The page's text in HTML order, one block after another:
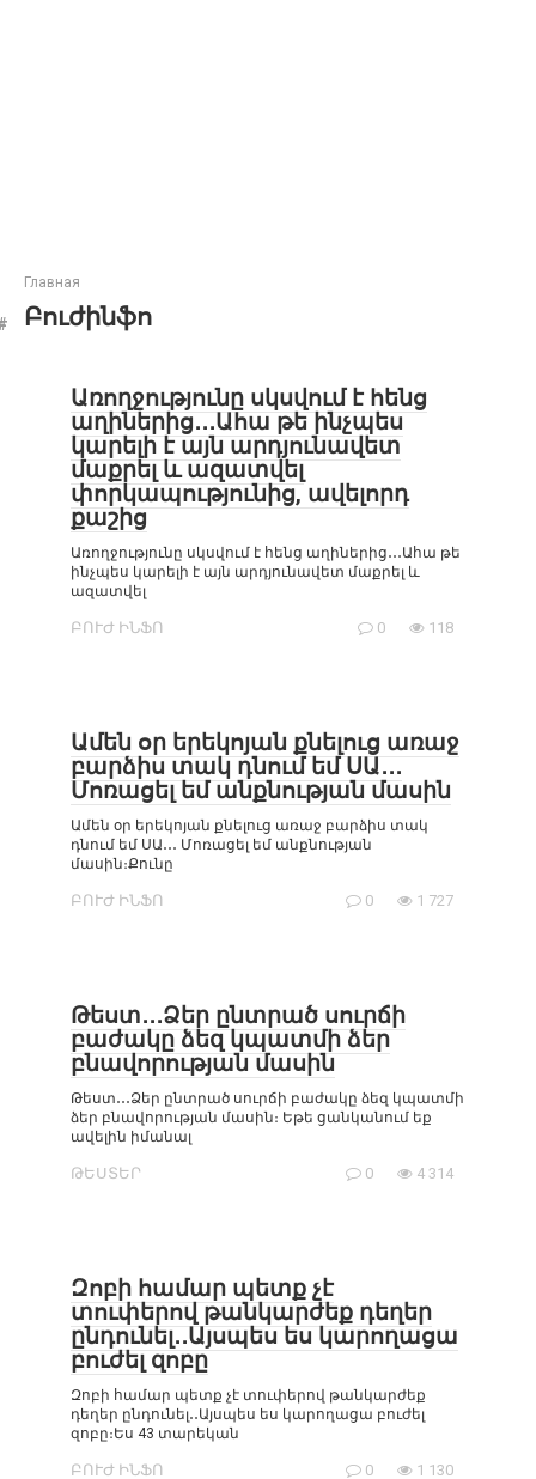
Главная
Բուժինֆո
Առողջությունը սկսվում է հենց
աղիներից․․․Ահա թե ինչպես
կարելի է այն արդյունավետ
մաքրել և ազատվել
փորկապությունից, ավելորդ
քաշից
Առողջությունը սկսվում է հենց աղիներից․․․Ահա թե
ինչպես կարելի է այն արդյունավետ մաքրել և
ազատվել
ԲՈՒԺ ԻՆՖՈ 0 118
Ամեն օր երեկոյան քնելուց առաջ
բարձիս տակ դնում եմ ՍԱ․․․
Մոռացել եմ անքնության մասին
Ամեն օր երեկոյան քնելուց առաջ բարձիս տակ
դնում եմ ՍԱ․․․ Մոռացել եմ անքնության
մասին։Քունը
ԲՈՒԺ ԻՆՖՈ 0 1 727
Թեստ․․․Ձեր ընտրած սուրճի
բաժակը ձեզ կպատմի ձեր
բնավորության մասին
Թեստ․․․Ձեր ընտրած սուրճի բաժակը ձեզ կպատմի
ձեր բնավորության մասին։ Եթե ցանկանում եք
ավելին իմանալ
ԹԵՍՏԵՐ 0 4 314
Զոբի համար պետք չէ
տուփերով թանկարժեք դեղեր
ընդունել․․Այսպես ես կարողացա
բուժել զոբը
Զոբի համար պետք չէ տուփերով թանկարժեք
դեղեր ընդունել․․Այսպես ես կարողացա բուժել
զոբը։Ես 43 տարեկան
ԲՈՒԺ ԻՆՖՈ 0 1 130